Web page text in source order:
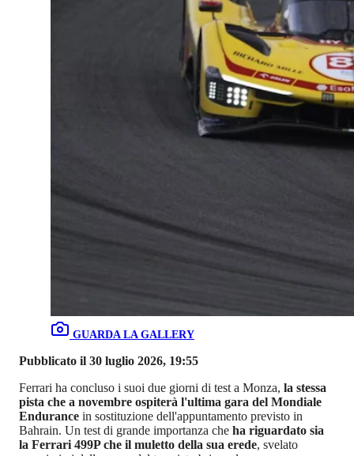
GUARDA LA GALLERY
Pubblicato il 30 luglio 2026, 19:55
Ferrari ha concluso i suoi due giorni di test a Monza, la stessa
pista che a novembre ospiterà l'ultima gara del Mondiale
Endurance in sostituzione dell'appuntamento previsto in
Bahrain. Un test di grande importanza che ha riguardato sia
la Ferrari 499P che il muletto della sua erede, svelato